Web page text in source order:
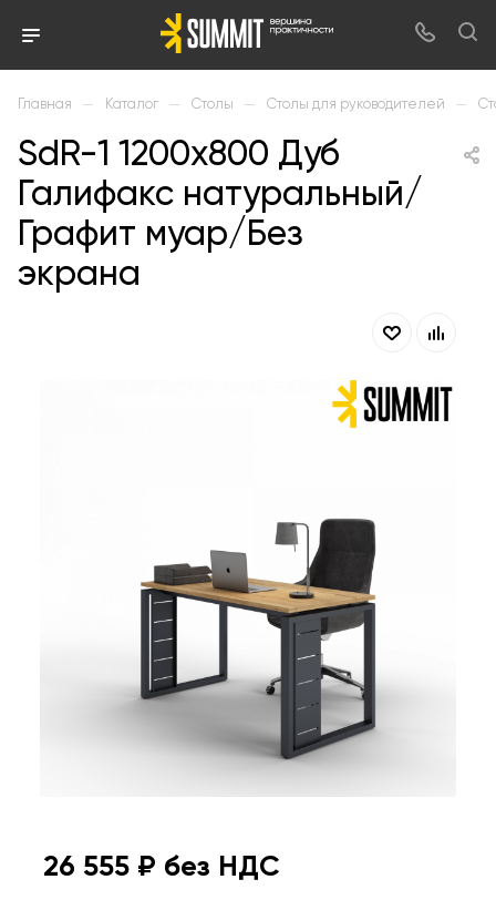
Главная — Каталог — Столы — Столы для руководителей —
SdR-1 1200х800 Дуб
Галифакс натуральный/
Графит муар/Без
экрана
26 555 ₽ без НДС